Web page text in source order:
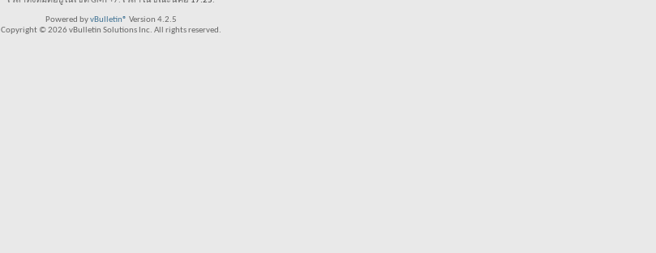
Powered byvBulletin® Version 4.2.5
Copyright © 2026 vBulletin Solutions Inc. All rights reserved.